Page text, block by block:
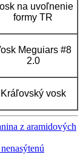
na uvoľnenie
formy TR
Meguiars #8
2.0
Kráľovský vosk
z aramidových